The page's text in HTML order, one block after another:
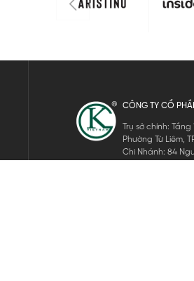
CÔNG TY CỔ
Trụ sở chính:
Phường Từ Liêm,
Chi Nhánh: 84